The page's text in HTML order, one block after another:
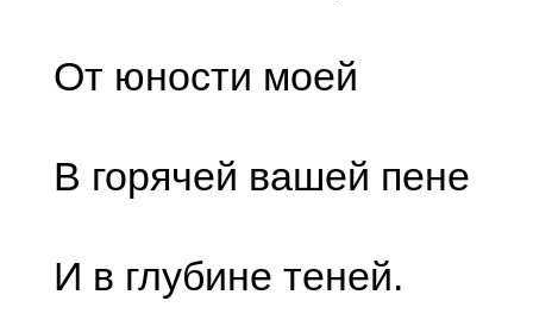
От юности моей
В горячей вашей пене
И в глубине теней.